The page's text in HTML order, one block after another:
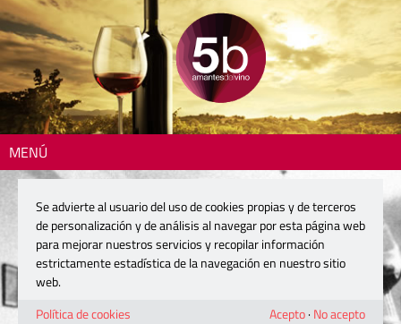
MENÚ
Se advierte al usuario del uso de cookies propias y de terceros
de personalización y de análisis al navegar por esta página web
para mejorar nuestros servicios y recopilar información
estrictamente estadística de la navegación en nuestro sitio
web.
Política de cookies
Acepto· No acepto